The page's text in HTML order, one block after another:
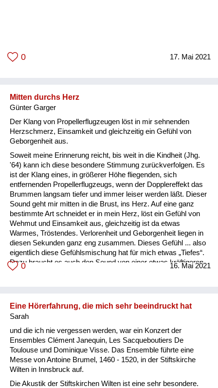
0 17. Mai 2021
Mitten durchs Herz
Günter Garger
Der Klang von Propellerflugzeugen löst in mir sehnenden
Herzschmerz, Einsamkeit und gleichzeitig ein Gefühl von
Geborgenheit aus.
Soweit meine Erinnerung reicht, bis weit in die Kindheit (Jhg.
'64) kann ich diese besondere Stimmung zurückverfolgen. Es
ist der Klang eines, in größerer Höhe fliegenden, sich
entfernenden Propellerflugzeugs, wenn der Dopplereffekt das
Brummen langsam tiefer und immer leiser werden läßt. Dieser
Sound geht mir mitten in die Brust, ins Herz. Auf eine ganz
bestimmte Art schneidet er in mein Herz, löst ein Gefühl von
Wehmut und Einsamkeit aus, gleichzeitig ist da etwas
Warmes, Tröstendes. Verlorenheit und Geborgenheit liegen in
diesen Sekunden ganz eng zusammen. Dieses Gefühl ... also
eigentlich diese Gefühlsmischung hat für mich etwas „Tiefes“.
Dazu braucht es auch den Sound von einer etwas kräftigeren
Maschine. Ein kleines Sportflugzeug bringt diesen Effekt auch,
Wien nach Innsbruck fliegt und auch die Höhe spielt eine Rolle.
Je höher, je ferner, umso intensiv...
0 16. Mai 2021
Eine Hörerfahrung, die mich sehr beeindruckt hat
Sarah
und die ich nie vergessen werden, war ein Konzert der
Ensembles Clément Janequin, Les Sacqueboutiers De
Toulouse und Dominique Visse. Das Ensemble führte eine
Messe von Antoine Brumel, 1460 - 1520, in der Stiftskirche
Wilten in Innsbruck auf.
Die Akustik der Stiftskirchen Wilten ist eine sehr besondere.